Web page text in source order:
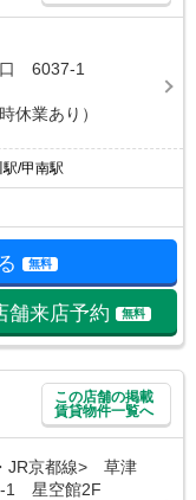
口 6037-1
休業あり）
/甲南駅
無料
舗来店予約 無料
この店舗の掲載
賃貸物件一覧へ
JR京都線> 草津
1 星空館2F